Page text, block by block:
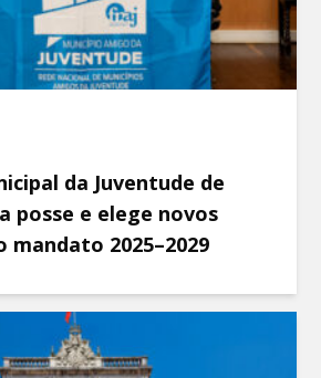
da Juventude de
posse e elege novos
mandato 2025–2029